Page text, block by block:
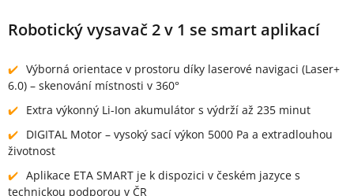
Robotický vysavač 2 v 1 se smart aplikací
Výborná orientace v prostoru díky laserové navigaci (Laser+
6.0) – skenování místnosti v 360°
Extra výkonný Li-Ion akumulátor s výdrží až 235 minut
DIGITAL Motor – vysoký sací výkon 5000 Pa a extradlouhou
životnost
Aplikace ETA SMART je k dispozici v českém jazyce s
technickou podporou v ČR